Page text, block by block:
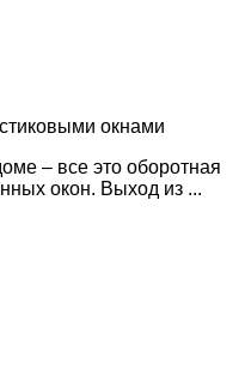
окнами
– все это оборотная
окон. Выход из ...